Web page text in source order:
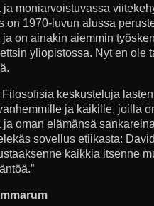
moniarvoistuvassa
on 1970-luvun alussa
ja on ainakin aiemmin
yliopistossa. Nyt en ole
keskusteluja
ja kaikille, joilla
oman elämänsä
sovellus etiikasta:
kaikkia itsenne